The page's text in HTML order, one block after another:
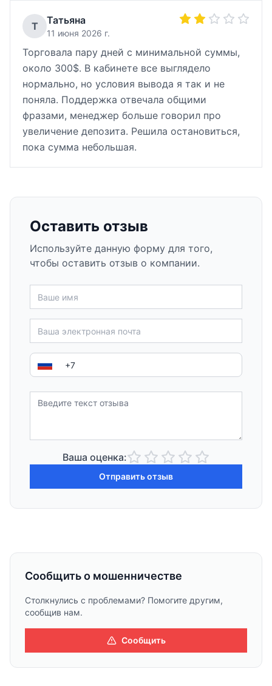
Т Татьяна
11 июня 2026 г.
Торговала пару дней с минимальной суммы,
около 300$. В кабинете все выглядело
нормально, но условия вывода я так и не
поняла. Поддержка отвечала общими
фразами, менеджер больше говорил про
увеличение депозита. Решила остановиться,
пока сумма небольшая.
Оставить отзыв
Используйте данную форму для того,
чтобы оставить отзыв о компании.
Ваша оценка:
Отправить отзыв
Сообщить о мошенничестве
Столкнулись с проблемами? Помогите другим,
сообщив нам.
Сообщить